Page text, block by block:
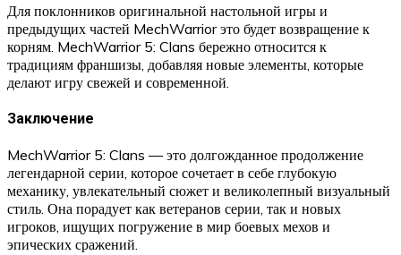
Для поклонников оригинальной настольной игры и
предыдущих частей MechWarrior это будет возвращение к
корням. MechWarrior 5: Clans бережно относится к
традициям франшизы, добавляя новые элементы, которые
делают игру свежей и современной.
Заключение
MechWarrior 5: Clans — это долгожданное продолжение
легендарной серии, которое сочетает в себе глубокую
механику, увлекательный сюжет и великолепный визуальный
стиль. Она порадует как ветеранов серии, так и новых
игроков, ищущих погружение в мир боевых мехов и
эпических сражений.